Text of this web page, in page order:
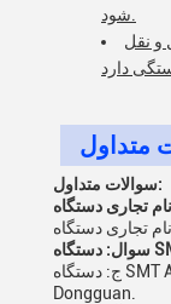
و نقل
سوالات متداول:
ج: دستگاه SMT AOI در چین ساخته شده است، به طور خاص در
Dongguan.